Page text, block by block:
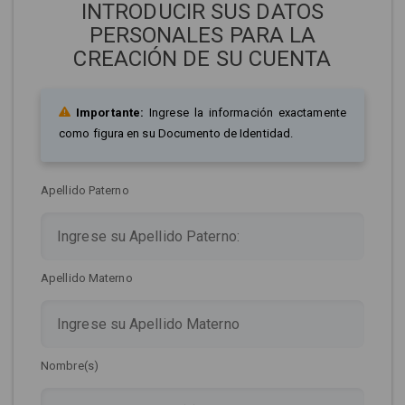
INTRODUCIR SUS DATOS
PERSONALES PARA LA
CREACIÓN DE SU CUENTA
Importante: Ingrese la información exactamente
como figura en su Documento de Identidad.
Apellido Paterno
Apellido Materno
Nombre(s)